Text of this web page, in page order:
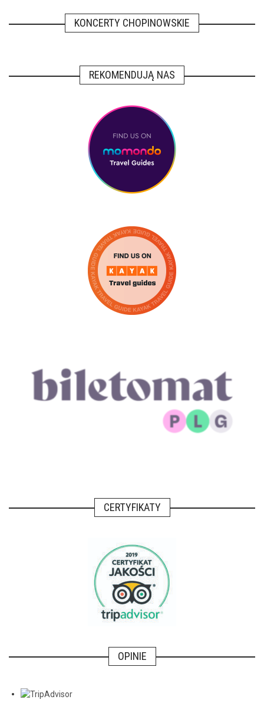
KONCERTY CHOPINOWSKIE
REKOMENDUJĄ NAS
CERTYFIKATY
OPINIE